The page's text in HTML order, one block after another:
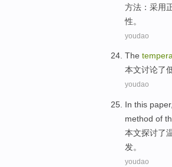
方法 ： 采用
性。
youdao
The
本文讨论了
youdao
In this paper,
method of
本文探讨了
发。
youdao